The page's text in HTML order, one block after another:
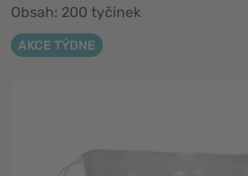
Obsah: 200 tyčinek
AKCE TÝDNE